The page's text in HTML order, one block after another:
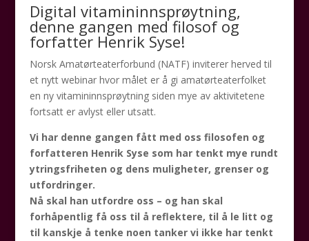
Digital vitamininnsprøytning,
denne gangen med filosof og
forfatter Henrik Syse!
Norsk Amatørteaterforbund (NATF) inviterer herved til
et nytt webinar hvor målet er å gi amatørteaterfolket
en ny vitamininnsprøytning siden mye av aktivitetene
fortsatt er avlyst eller utsatt.
Vi har denne gangen fått med oss filosofen og
forfatteren Henrik Syse som har tenkt mye rundt
ytringsfriheten og dens muligheter, grenser og
utfordringer.
Nå skal han utfordre oss – og han skal
forhåpentlig få oss til å reflektere, til å le litt og
til kanskje å tenke noen tanker vi ikke har tenkt